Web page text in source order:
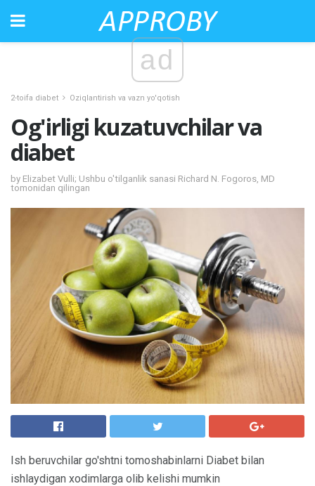
ad
2-toifa diabet Oziqlantirish va vazn yo'qotish
Og'irligi kuzatuvchilar va
diabet
by Elizabet Vulli; Ushbu o'tilganlik sanasi Richard N. Fogoros, MD
tomonidan qilingan
Ish beruvchilar go'shtni tomoshabinlarni Diabet bilan
ishlaydigan xodimlarga olib kelishi mumkin